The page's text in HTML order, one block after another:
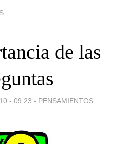
de las
- 09:23 - PENSAMIENTOS